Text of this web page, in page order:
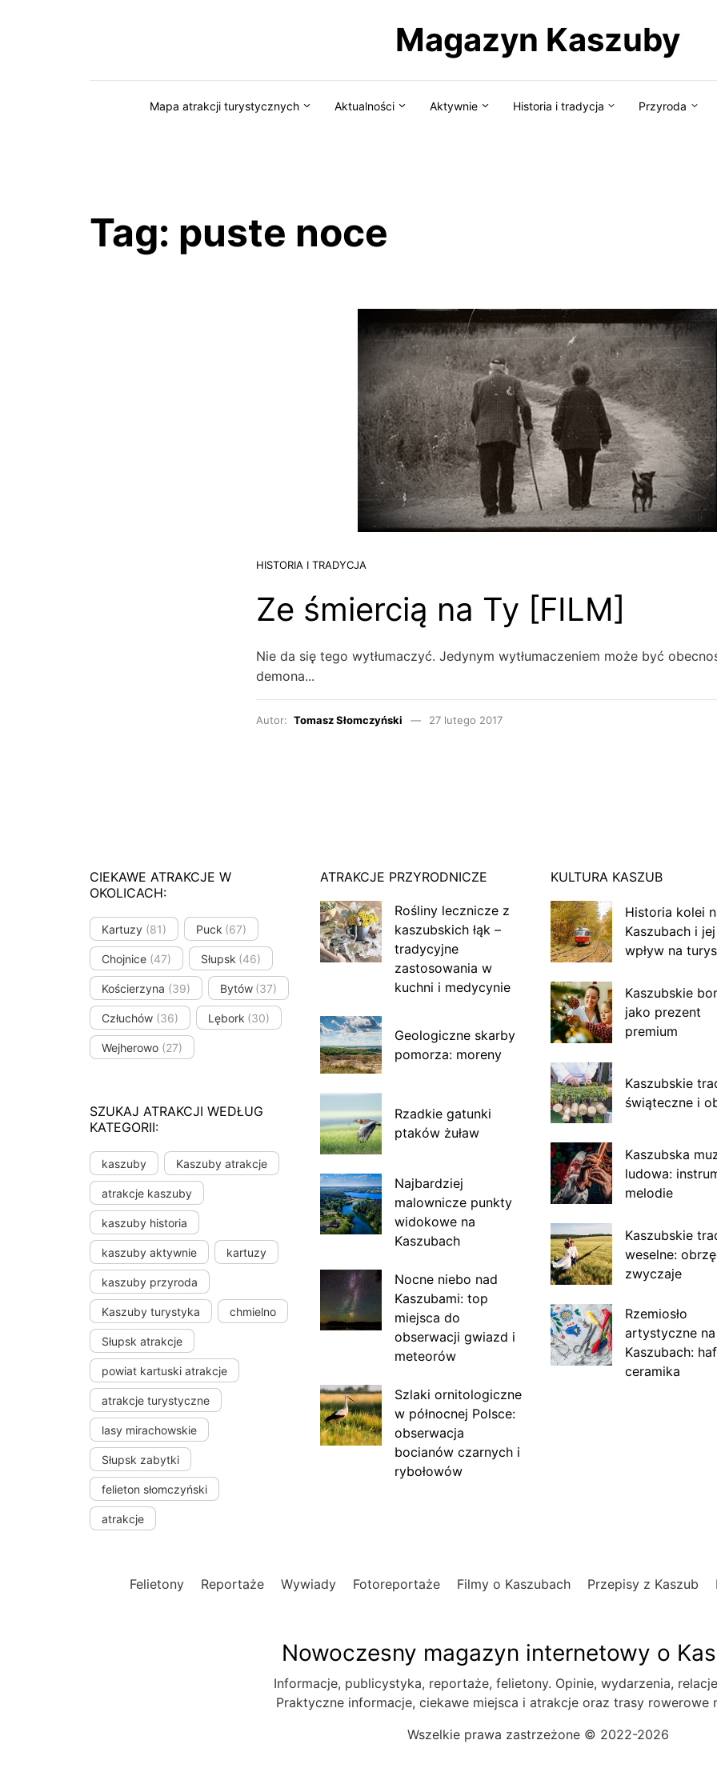
Magazyn Kaszuby
Mapa atrakcji turystycznych Aktualności Aktywnie Historia i tradycja Przyroda
Tag: puste noce
HISTORIA I TRADYCJA
Ze śmiercią na Ty [FILM]
Nie da się tego wytłumaczyć. Jedynym wytłumaczeniem może być
demona...
Autor: Tomasz Słomczyński 27 lutego 2017
CIEKAWE ATRAKCJE W
OKOLICACH:
Kartuzy (81) Puck (67)
Chojnice (47) Słupsk (46)
Kościerzyna (39) Bytów (37)
Człuchów (36) Lębork (30)
Wejherowo (27)
SZUKAJ ATRAKCJI WEDŁUG
KATEGORII:
kaszuby Kaszuby atrakcje
atrakcje kaszuby
kaszuby historia
kaszuby aktywnie kartuzy
kaszuby przyroda
Kaszuby turystyka chmielno
Słupsk atrakcje
powiat kartuski atrakcje
atrakcje turystyczne
lasy mirachowskie
Słupsk zabytki
felieton słomczyński
atrakcje
ATRAKCJE PRZYRODNICZE
Rośliny lecznicze z
kaszubskich łąk –
tradycyjne
zastosowania w
kuchni i medycynie
Geologiczne skarby
pomorza: moreny
Rzadkie gatunki
ptaków żuław
Najbardziej
malownicze punkty
widokowe na
Kaszubach
Nocne niebo nad
Kaszubami: top
miejsca do
obserwacji gwiazd i
meteorów
Szlaki ornitologiczne
w północnej Polsce:
obserwacja
bocianów czarnych i
rybołowów
KULTURA KASZUB
Historia kolei
Kaszubach i jej
wpływ na
Kaszubskie
jako prezent
premium
Kaszubskie
świąteczne i
Kaszubska
ludowa:
melodie
Kaszubskie
weselne:
zwyczaje
Rzemiosło
artystyczne na
Kaszubach:
ceramika
Felietony Reportaże Wywiady Fotoreportaże Filmy o Kaszubach Przepisy z Kaszub
Nowoczesny magazyn internetowy o
Informacje, publicystyka, reportaże, felietony. Opinie, wydarzenia,
Praktyczne informacje, ciekawe miejsca i atrakcje oraz trasy rowerowe
Wszelkie prawa zastrzeżone © 2022-2026